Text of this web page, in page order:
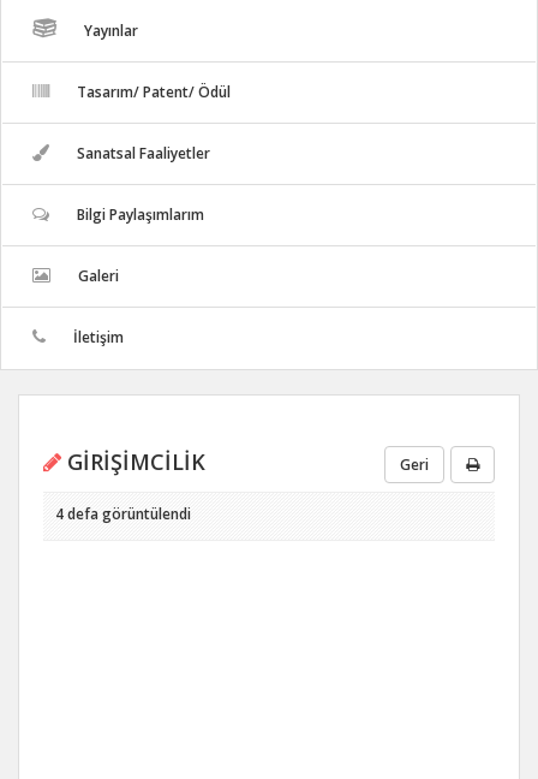
Yayınlar
Tasarım/ Patent/ Ödül
Sanatsal Faaliyetler
Bilgi Paylaşımlarım
Galeri
İletişim
GİRİŞİMCİLİK Geri
4 defa görüntülendi